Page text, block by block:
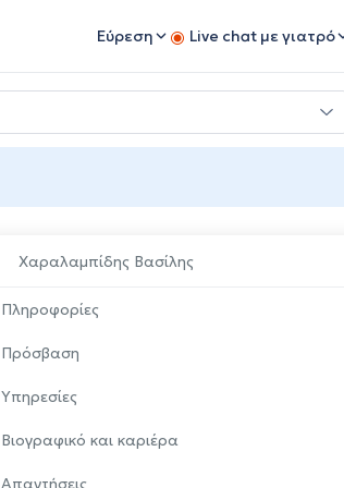
Εύρεση Live chat με γιατρό
Χαραλαμπίδης Βασίλης
Πληροφορίες
Πρόσβαση
Υπηρεσίες
Βιογραφικό και καριέρα
Απαντήσεις